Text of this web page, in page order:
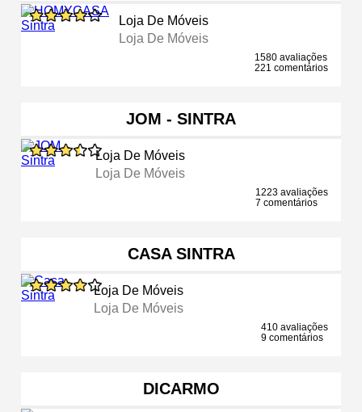
Loja De Móveis
Loja De Móveis
1580 avaliações
221 comentários
JOM - SINTRA
Loja De Móveis
Loja De Móveis
1223 avaliações
7 comentários
CASA SINTRA
Loja De Móveis
Loja De Móveis
410 avaliações
9 comentários
DICARMO